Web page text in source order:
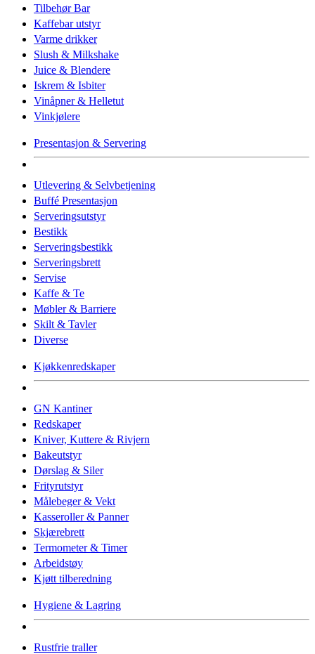
Tilbehør Bar
Kaffebar utstyr
Varme drikker
Slush & Milkshake
Juice & Blendere
Iskrem & Isbiter
Vinåpner & Helletut
Vinkjølere
Presentasjon & Servering
Utlevering & Selvbetjening
Buffé Presentasjon
Serveringsutstyr
Bestikk
Serveringsbestikk
Serveringsbrett
Servise
Kaffe & Te
Møbler & Barriere
Skilt & Tavler
Diverse
Kjøkkenredskaper
GN Kantiner
Redskaper
Kniver, Kuttere & Rivjern
Bakeutstyr
Dørslag & Siler
Frityrutstyr
Målebeger & Vekt
Kasseroller & Panner
Skjærebrett
Termometer & Timer
Arbeidstøy
Kjøtt tilberedning
Hygiene & Lagring
Rustfrie traller